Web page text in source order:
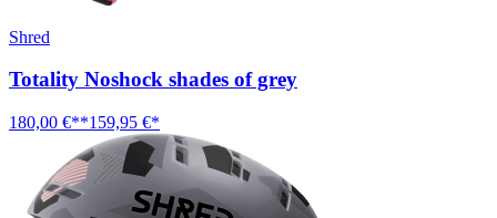
Shred
Totality Noshock shades of grey
180,00 €**159,95 €*